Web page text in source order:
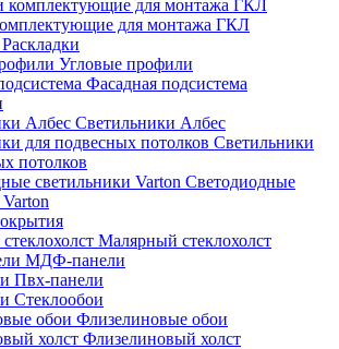
для монтажа ГКЛ
Раскладки
Угловые профили
Фасадная подсистема
Светильники Албес
Светильники
потолков
Светодиодные
Малярный стеклохолст
МДФ-панели
Пвх-панели
Стеклообои
Флизелиновые обои
Флизелиновый холст